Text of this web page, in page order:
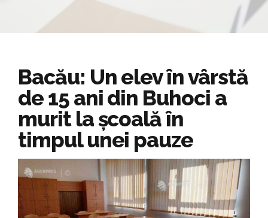
Bacău: Un elev în vârstă
de 15 ani din Buhoci a
murit la școală în
timpul unei pauze